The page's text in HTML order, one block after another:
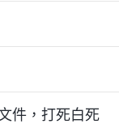
件，打死白死